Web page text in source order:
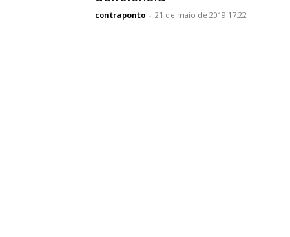
contraponto - 21 de maio de 2019 17:22